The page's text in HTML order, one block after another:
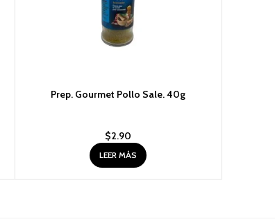
Prep. Gourmet Pollo Sale. 40g
$2.90
LEER MÁS